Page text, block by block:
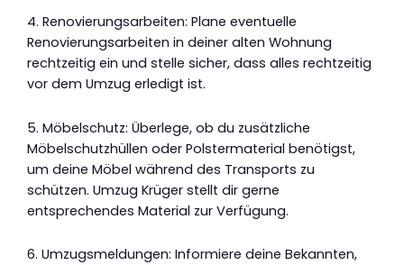
4. Renovierungsarbeiten: Plane eventuelle
Renovierungsarbeiten in deiner alten Wohnung
rechtzeitig ein und stelle sicher, dass alles rechtzeitig
vor dem Umzug erledigt ist.
5. Möbelschutz: Überlege, ob du zusätzliche
Möbelschutzhüllen oder Polstermaterial benötigst,
um deine Möbel während des Transports zu
schützen. Umzug Krüger stellt dir gerne
entsprechendes Material zur Verfügung.
6. Umzugsmeldungen: Informiere deine Bekannten,